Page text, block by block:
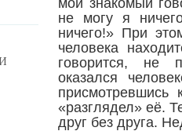
мой знакомый
не могу я
ничего!» При
человека
говорится, не
оказался
присмотревшись
«разглядел» её.
друг без друга.